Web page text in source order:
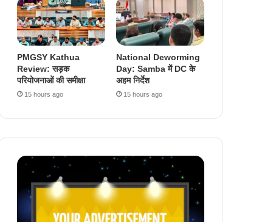
PMGSY Kathua
Review: सड़क
परियोजनाओं की समीक्षा
15 hours ago
National Deworming
Day: Samba में DC के
अहम निर्देश
15 hours ago